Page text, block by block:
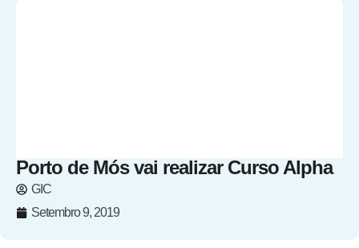
Porto de Mós vai realizar Curso Alpha
GIC
Setembro 9, 2019